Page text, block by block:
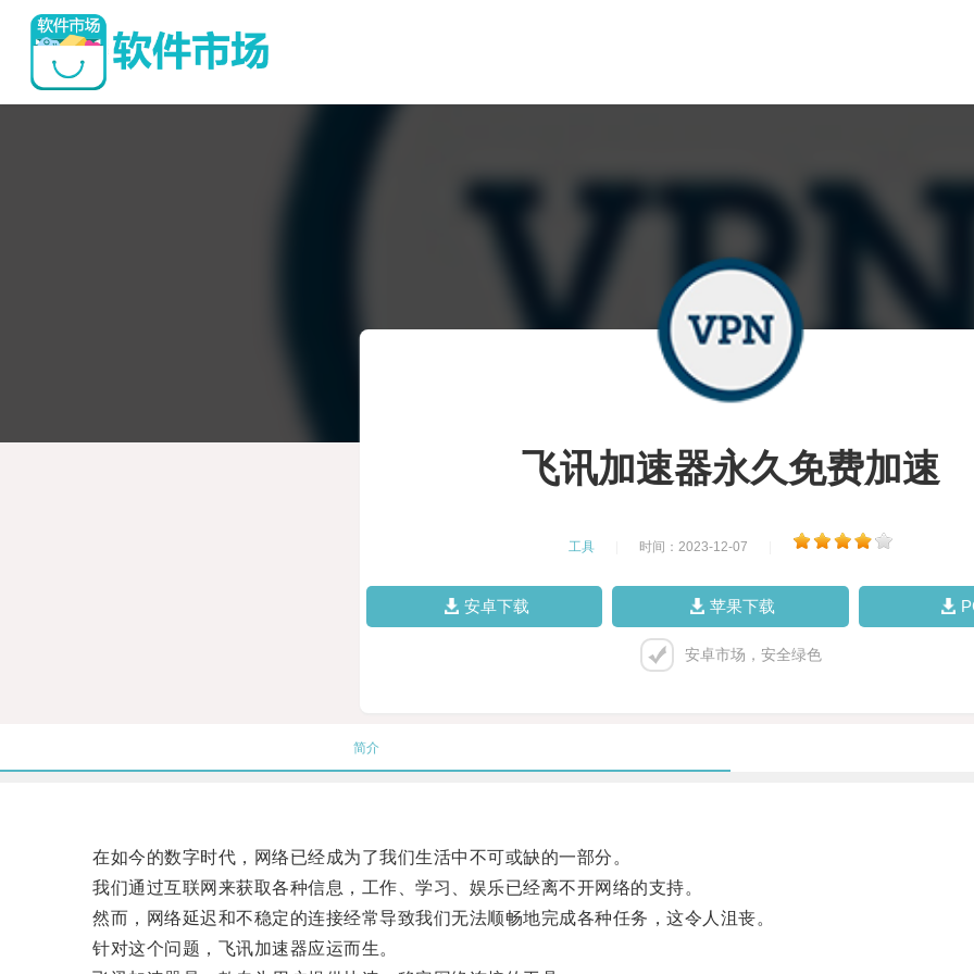
飞讯加速器永久免费加速
工具 时间：2023-12-07
安卓下载 苹果下载
安卓市场，安全绿色
简介
在如今的数字时代，网络已经成为了我们生活中不可或缺的一部分。
我们通过互联网来获取各种信息，工作、学习、娱乐已经离不开网络的支持。
然而，网络延迟和不稳定的连接经常导致我们无法顺畅地完成各种任务，这令人沮丧。
针对这个问题，飞讯加速器应运而生。